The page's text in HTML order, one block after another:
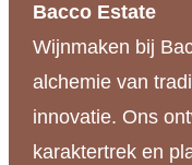
Bacco Estate
Wijnmaken bij
alchemie van
innovatie. Ons
karaktertrek en